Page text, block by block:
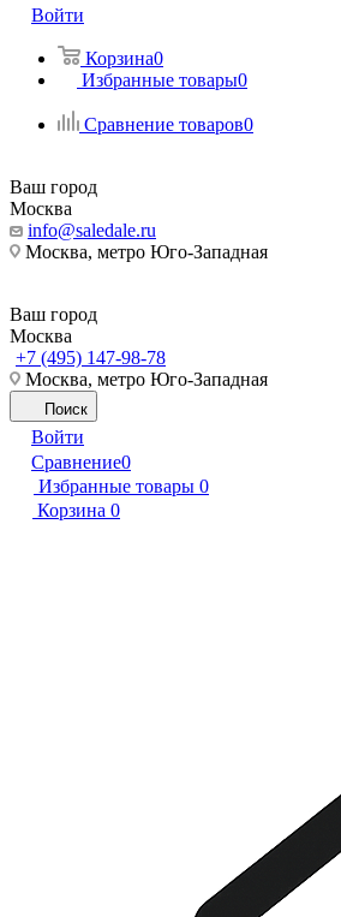
Войти
Корзина0
Избранные товары0
Сравнение товаров0
Ваш город
Москва
info@saledale.ru
Москва, метро Юго-Западная
Ваш город
Москва
+7 (495) 147-98-78
Москва, метро Юго-Западная
Поиск
Войти
Сравнение0
Избранные товары 0
Корзина 0